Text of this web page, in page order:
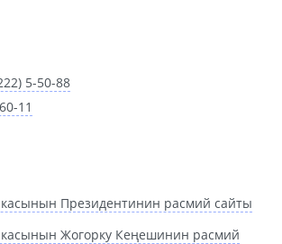
5-50-88
11
Президентинин расмий сайты
Жогорку Кеңешинин расмий